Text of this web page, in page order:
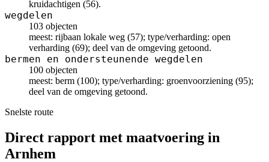
kruidachtigen (56).
wegdelen
103 objecten
meest: rijbaan lokale weg (57); type/verharding: open
verharding (69); deel van de omgeving getoond.
bermen en ondersteunende wegdelen
100 objecten
meest: berm (100); type/verharding: groenvoorziening (95);
deel van de omgeving getoond.
Snelste route
Direct rapport met maatvoering in
Arnhem